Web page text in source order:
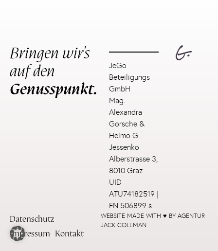
Bringen wir's
auf den
Genusspunkt.
JeGo
Beteiligungs
GmbH
Mag.
Alexandra
Gorsche &
Heimo G.
Jessenko
Alberstrasse 3,
8010 Graz
UID
ATU74182519 |
FN 506899 s
Datenschutz
Impressum Kontakt
WEBSITE MADE WITH ♥ BY AGENTUR
JACK COLEMAN